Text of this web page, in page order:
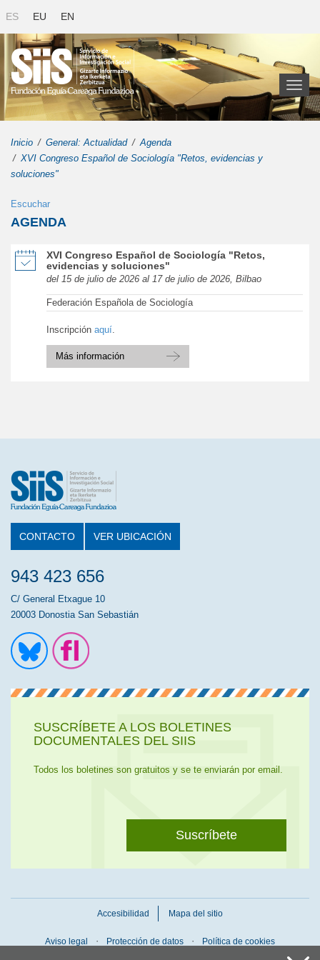
ES EU EN
Toggle
Inicio General: Actualidad
Agenda
XVI Congreso Español de Sociología "Retos, evidencias y
soluciones"
Escuchar
AGENDA
XVI Congreso Español de Sociología "Retos,
evidencias y soluciones"
del 15 de julio de 2026 al 17 de julio de 2026, Bilbao
Federación Española de Sociología
Inscripción aquí.
Más información
de XVI Congreso Español de Sociología "Retos, evidencias y
CONTACTO VER UBICACIÓN
943 423 656
C/ General Etxague 10
20003 Donostia San Sebastián
SUSCRÍBETE A LOS BOLETINES
DOCUMENTALES DEL SIIS
Todos los boletines son gratuitos y se te enviarán por email.
Suscríbete
Accesibilidad Mapa del sitio
Aviso legal Protección de datos Política de cookies